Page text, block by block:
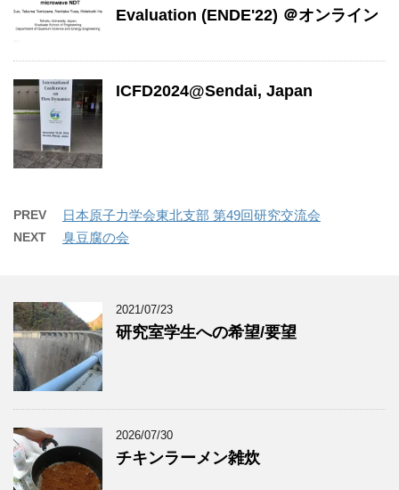
Evaluation (ENDE'22) ＠オンライン
ICFD2024@Sendai, Japan
PREV 日本原子力学会東北支部 第49回研究交流会
NEXT 臭豆腐の会
2021/07/23
研究室学生への希望/要望
2026/07/30
チキンラーメン雑炊